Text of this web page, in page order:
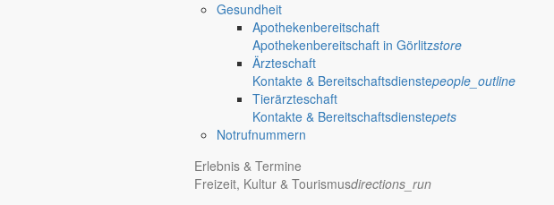
Gesundheit
Apothekenbereitschaft
Apothekenbereitschaft in Görlitzstore
Ärzteschaft
Kontakte & Bereitschaftsdienstepeople_outline
Tierärzteschaft
Kontakte & Bereitschaftsdienstepets
Notrufnummern
Erlebnis & Termine
Freizeit, Kultur & Tourismusdirections_run